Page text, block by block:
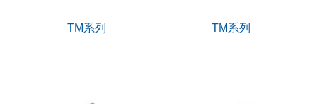
TM系列 TM系列